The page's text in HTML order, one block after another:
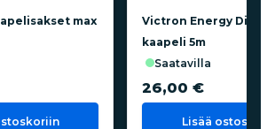
max
Victron Energy
kaapeli 5m
saatavilla
26,00 €
Lisää